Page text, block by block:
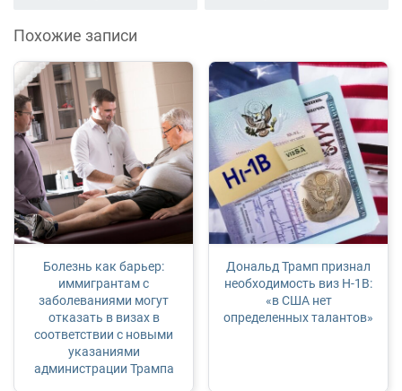
Похожие записи
Болезнь как барьер:
иммигрантам с
заболеваниями могут
отказать в визах в
соответствии с новыми
указаниями
администрации Трампа
Дональд Трамп признал
необходимость виз H-1B:
«в США нет
определенных талантов»